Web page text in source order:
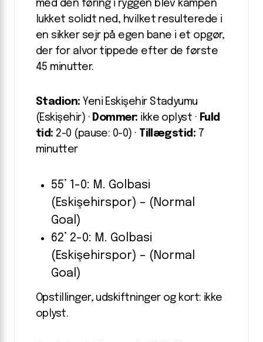
med den føring i ryggen blev kampen
lukket solidt ned, hvilket resulterede i
en sikker sejr på egen bane i et opgør,
der for alvor tippede efter de første
45 minutter.
Stadion: Yeni Eskişehir Stadyumu
(Eskişehir) · Dommer: ikke oplyst · Fuld
tid: 2-0 (pause: 0-0) · Tillægstid: 7
minutter
55’ 1-0: M. Golbasi
(Eskişehirspor) – (Normal
Goal)
62’ 2-0: M. Golbasi
(Eskişehirspor) – (Normal
Goal)
Opstillinger, udskiftninger og kort: ikke
oplyst.